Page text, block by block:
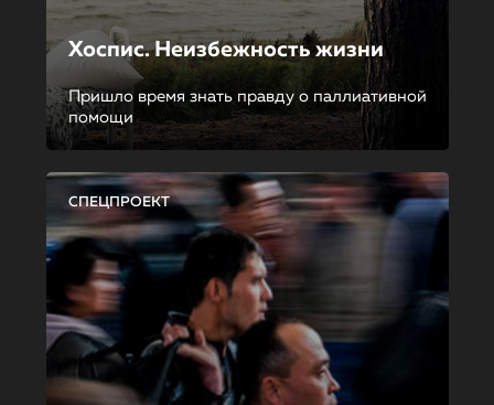
Хоспис. Неизбежность жизни
Пришло время знать правду о паллиативной
помощи
СПЕЦПРОЕКТ